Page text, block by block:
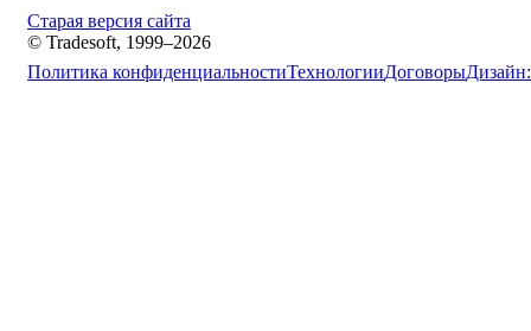
Старая версия сайта
© Tradesoft, 1999–2026
Политика конфиденциальностиТехнологииДоговорыДизайн: